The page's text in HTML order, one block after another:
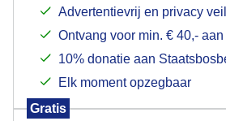
Advertentievrij en privacy
Ontvang voor min. € 40,-
10% donatie aan
Elk moment opzegbaar
Gratis
Een moment geduld
Populaire categorieën
Indien je hier nog geen akkoord
verschijnt er zo een pop-up uit
Is goed, toon de